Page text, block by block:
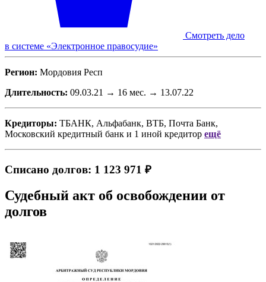
Смотреть дело
в системе «Электронное правосудие»
Регион: Мордовия Респ
Длительность: 09.03.21 → 16 мес. → 13.07.22
Кредиторы: ТБАНК, Альфабанк, ВТБ, Почта Банк,
Московский кредитный банк и 1 иной кредитор ещё
Списано долгов: 1 123 971 ₽
Судебный акт об освобождении от
долгов